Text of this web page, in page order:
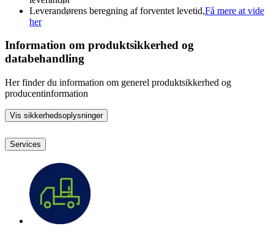
Leverandørens beregning af forventet levetid,Få mere at vide
her
Information om produktsikkerhed og
databehandling
Her finder du information om generel produktsikkerhed og
producentinformation
Vis sikkerhedsoplysninger
Services